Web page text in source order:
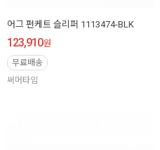
어그 펀케트 슬리퍼 1113474-BLK
123,910원
무료배송
써머타임